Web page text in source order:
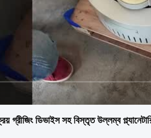
ডিভাইস সহ বিস্তৃত উল্লম্ব প্ল্যানেটারি